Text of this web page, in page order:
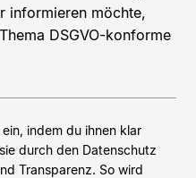
informieren möchte,
DSGVO-konforme
indem du ihnen klar
durch den Datenschutz
Transparenz. So wird